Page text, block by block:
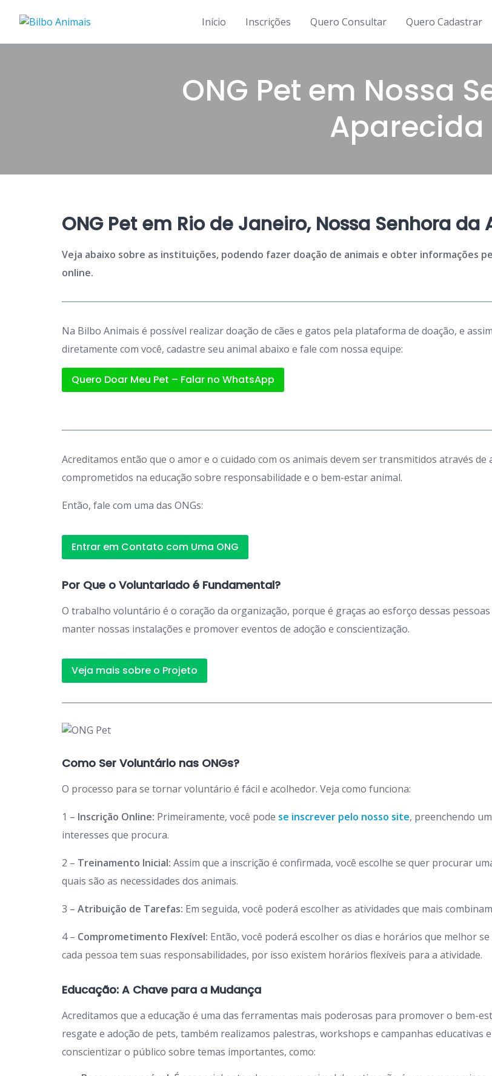
Início Inscrições Quero Consultar Quero Cadastrar
ONG Pet em Nossa
Aparecida
ONG Pet em Rio de Janeiro, Nossa Senhora da
Veja abaixo sobre as instituições, podendo fazer doação de animais e obter informações
online.
Na Bilbo Animais é possível realizar doação de cães e gatos pela plataforma de doação, e
diretamente com você, cadastre seu animal abaixo e fale com nossa equipe:
Quero Doar Meu Pet – Falar no WhatsApp
Acreditamos então que o amor e o cuidado com os animais devem ser transmitidos através de
comprometidos na educação sobre responsabilidade e o bem-estar animal.
Então, fale com uma das ONGs:
Entrar em Contato com Uma ONG
Por Que o Voluntariado é Fundamental?
O trabalho voluntário é o coração da organização, porque é graças ao esforço dessas
manter nossas instalações e promover eventos de adoção e conscientização.
Veja mais sobre o Projeto
Como Ser Voluntário nas ONGs?
O processo para se tornar voluntário é fácil e acolhedor. Veja como funciona:
1 – Inscrição Online: Primeiramente, você pode se inscrever pelo nosso site, preenchendo
interesses que procura.
2 – Treinamento Inicial: Assim que a inscrição é confirmada, você escolhe se quer procurar
quais são as necessidades dos animais.
3 – Atribuição de Tarefas: Em seguida, você poderá escolher as atividades que mais
4 – Comprometimento Flexível: Então, você poderá escolher os dias e horários que melhor
cada pessoa tem suas responsabilidades, por isso existem horários flexíveis para a atividade.
Educação: A Chave para a Mudança
Acreditamos que a educação é uma das ferramentas mais poderosas para promover o bem-
resgate e adoção de pets, também realizamos palestras, workshops e campanhas educativas
conscientizar o público sobre temas importantes, como: